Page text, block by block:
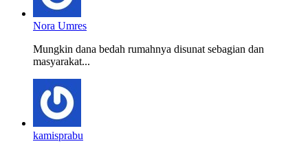
Nora Umres
Mungkin dana bedah rumahnya disunat sebagian dan
masyarakat...
kamisprabu